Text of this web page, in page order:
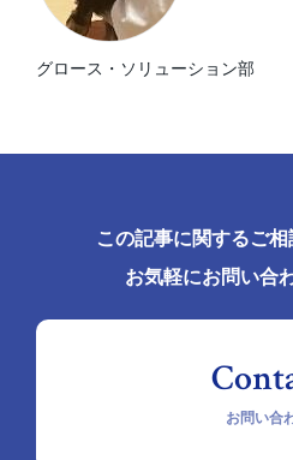
グロース・ソリューション部
この記事に関するご相
お気軽にお問い合
お問い合